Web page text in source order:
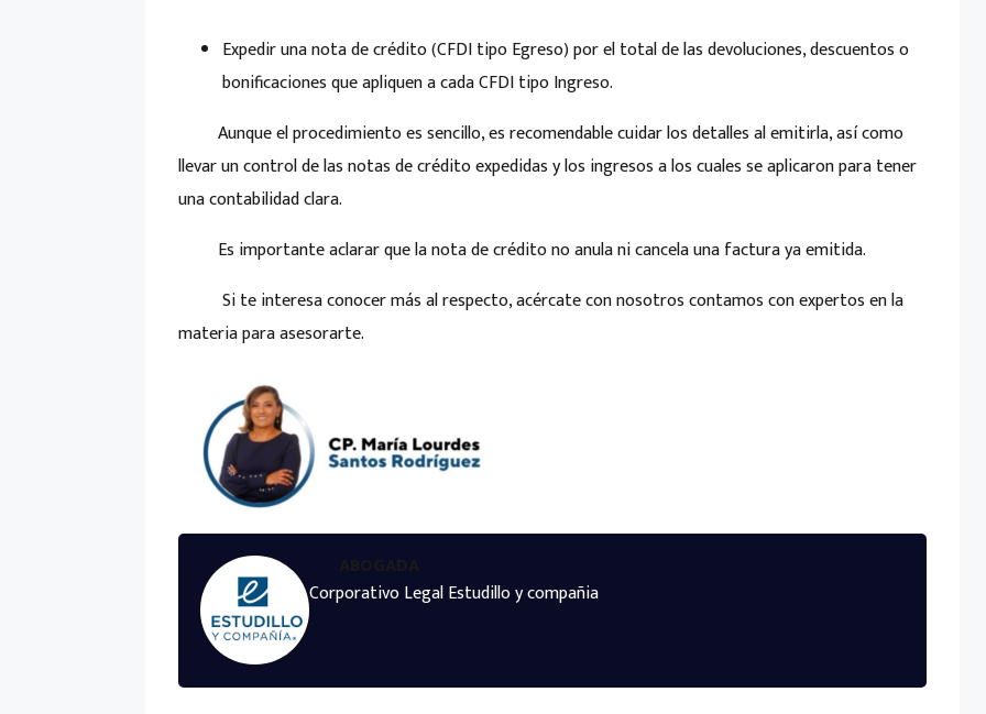
Expedir una nota de crédito (CFDI tipo Egreso) por el total de las devoluciones, descuentos o
bonificaciones que apliquen a cada CFDI tipo Ingreso.
Aunque el procedimiento es sencillo, es recomendable cuidar los detalles al emitirla, así como
llevar un control de las notas de crédito expedidas y los ingresos a los cuales se aplicaron para tener
una contabilidad clara.
Es importante aclarar que la nota de crédito no anula ni cancela una factura ya emitida.
Si te interesa conocer más al respecto, acércate con nosotros contamos con expertos en la
materia para asesorarte.
Corporativo Legal Estudillo y compañia